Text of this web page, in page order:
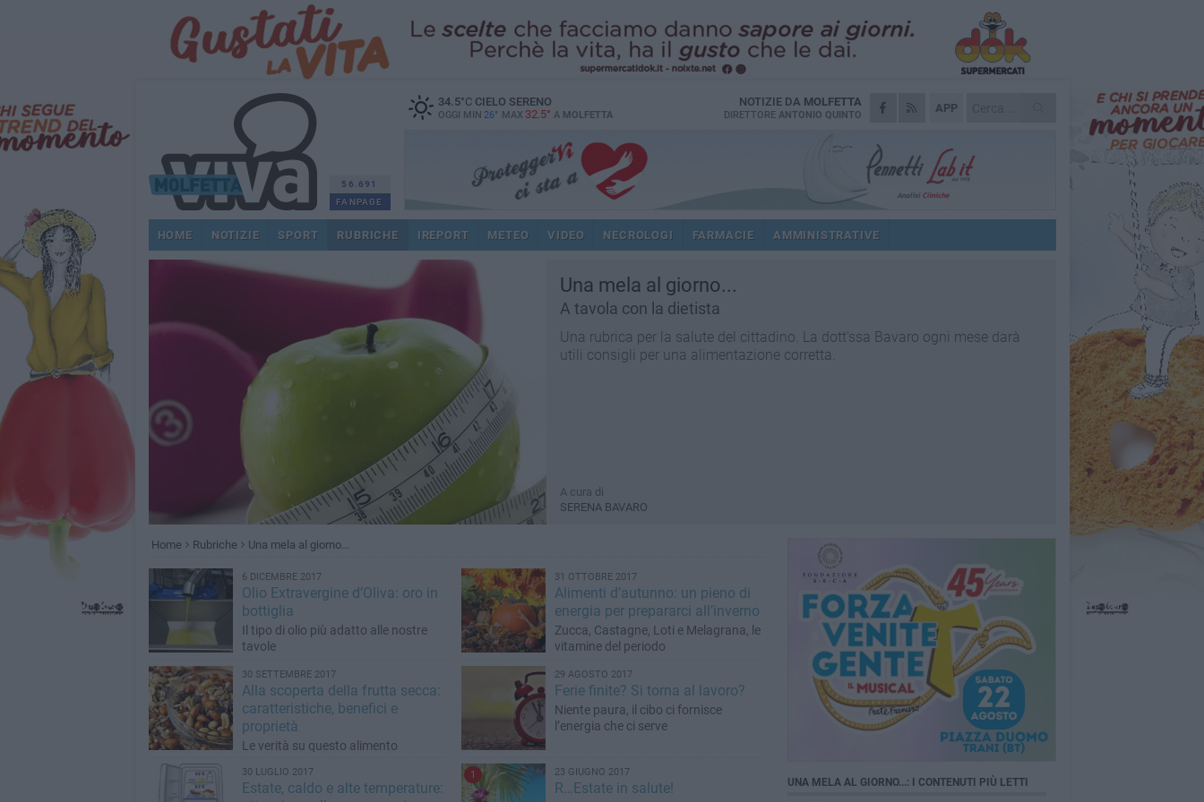
56.691
FANPAGE
34.5°CCIELO SERENO
OGGI MIN 26° MAX 32.5° A MOLFETTA
APP
NOTIZIE DA MOLFETTA
DIRETTORE ANTONIO QUINTO
HOME NOTIZIE SPORT RUBRICHE IREPORT METEO VIDEO NECROLOGI FARMACIE AMMINISTRATIVE
Una mela al giorno...
A tavola con la dietista
Una rubrica per la salute del cittadino. La dott'ssa Bavaro ogni mese darà
utili consigli per una alimentazione corretta.
A cura di
SERENA BAVARO
Home Rubriche Una mela al giorno...
6 DICEMBRE 2017
Olio Extravergine d’Oliva: oro in
bottiglia
Il tipo di olio più adatto alle nostre
tavole
31 OTTOBRE 2017
Alimenti d’autunno: un pieno di
energia per prepararci all’inverno
Zucca, Castagne, Loti e Melagrana, le
vitamine del periodo
30 SETTEMBRE 2017
Alla scoperta della frutta secca:
caratteristiche, benefici e
proprietà
Le verità su questo alimento
29 AGOSTO 2017
Ferie finite? Si torna al lavoro?
Niente paura, il cibo ci fornisce
l’energia che ci serve
30 LUGLIO 2017
Estate, caldo e alte temperature:
1 23 GIUGNO 2017
R…Estate in salute! UNA MELA AL GIORNO...: I CONTENUTI PIÙ LETTI